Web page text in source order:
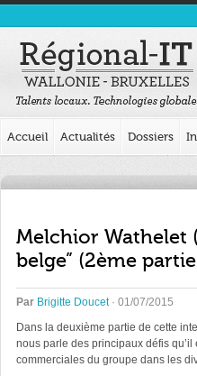
Accueil Actualités Dossiers
Melchior Wathelet
belge” (2ème
Par Brigitte Doucet· 01/07/2015
Dans la deuxième partie de cette
nous parle des principaux défis
commerciales du groupe dans les